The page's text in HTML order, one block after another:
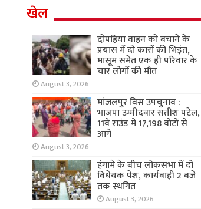
खेल
दोपहिया वाहन को बचाने के
प्रयास में दो कारों की भिड़ंत,
मासूम समेत एक ही परिवार के
चार लोगों की मौत
August 3, 2026
मांजलपुर विस उपचुनाव :
भाजपा उम्मीदवार सतीश पटेल,
11वें राउंड में 17,198 वोटों से
आगे
August 3, 2026
हंगामे के बीच लोकसभा में दो
विधेयक पेश, कार्यवाही 2 बजे
तक स्थगित
August 3, 2026